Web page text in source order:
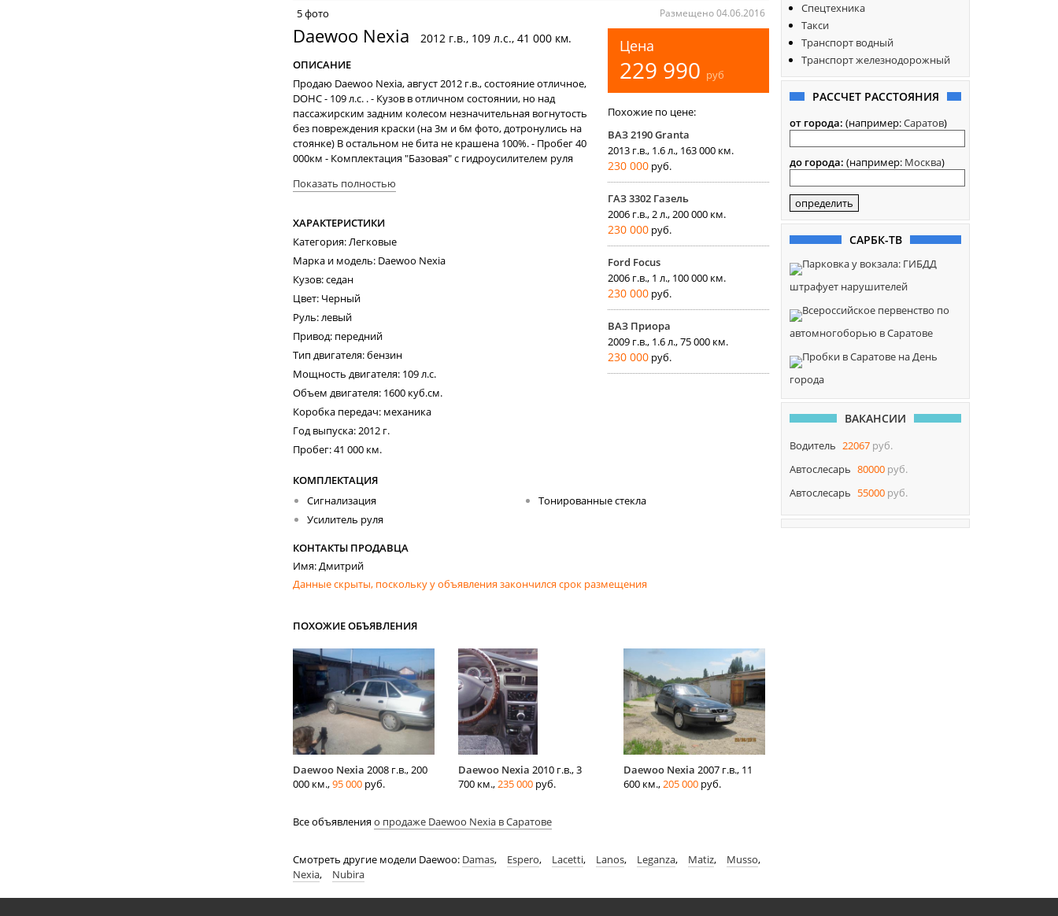
5 фото Размещено 04.06.2016
Daewoo Nexia 2012 г.в., 109 л.с., 41 000 км.
ОПИСАНИЕ
Продаю Daewoo Nexia, август 2012 г.в., состояние отличное,
DOHC - 109 л.с. . - Кузов в отличном состоянии, но над
пассажирским задним колесом незначительная вогнутость
без повреждения краски (на 3м и 6м фото, дотронулись на
стоянке) В остальном не бита не крашена 100%. - Пробег 40
000км - Комплектация "Базовая" с гидроусилителем руля
Профессионально тонирована задняя часть авто, и
дверях и дефлекторы - Коврики в салоне и багажнике -
зеркальные номера. Во владении 3 года. Брал её
полугодовалой с пробегом 4 т.км. (соответственно 2й
хозяин). Пройден техосмотр 11.02.2016, действует 2 года. В
марте 2016 планово заменен ГРМ, ролики, помпа, антифриз,
масло, свечи, фильтры. Вам, как новому хозяину, вкладывать
ничего не нужно. Находится в центре г. Энгельс.
Показать полностью
ХАРАКТЕРИСТИКИ
Категория: Легковые
Марка и модель: Daewoo Nexia
Кузов: седан
Цвет: Черный
Руль: левый
Привод: передний
Тип двигателя: бензин
Мощность двигателя: 109 л.с.
Объем двигателя: 1600 куб.см.
Коробка передач: механика
Год выпуска: 2012 г.
Пробег: 41 000 км.
Цена
229 990 руб
Похожие по цене:
ВАЗ 2190 Granta
2013 г.в., 1.6 л., 163 000 км.
230 000 руб.
ГАЗ 3302 Газель
2006 г.в., 2 л., 200 000 км.
230 000 руб.
Ford Focus
2006 г.в., 1 л., 100 000 км.
230 000 руб.
ВАЗ Приора
2009 г.в., 1.6 л., 75 000 км.
230 000 руб.
КОМПЛЕКТАЦИЯ
Сигнализация
Тонированные стекла
Усилитель руля
КОНТАКТЫ ПРОДАВЦА
Имя: Дмитрий
Данные скрыты, поскольку у объявления закончился срок размещения
ПОХОЖИЕ ОБЪЯВЛЕНИЯ
Daewoo Nexia 2008 г.в., 200
000 км.,95 000 руб.
Daewoo Nexia 2010 г.в., 3
700 км.,235 000 руб.
Daewoo Nexia 2007 г.в., 11
600 км.,205 000 руб.
Все объявленияо продаже Daewoo Nexia в Саратове
Смотреть другие модели Daewoo: Damas, Espero, Lacetti, Lanos, Leganza, Matiz, Musso,
Nexia, Nubira
Спецтехника
Такси
Транспорт водный
Транспорт железнодорожный
РАССЧЕТ РАССТОЯНИЯ
от города: (например:Саратов)
до города: (например: Москва)
САРБК-ТВ
Парковка у вокзала: ГИБДД
штрафует нарушителей
Всероссийское первенство по
автомногоборью в Саратове
Пробки в Саратове на День
города
ВАКАНСИИ
Водитель 22067 руб.
Автослесарь 80000 руб.
Автослесарь 55000 руб.